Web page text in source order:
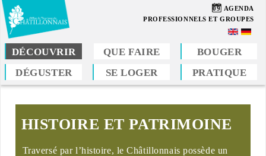
Aller
au
contenu
principal
09 AGENDA
PROFESSIONNELS ET GROUPES
DÉCOUVRIR QUE FAIRE
BOUGER
DÉGUSTER
SE LOGER PRATIQUE
Vous
êtes
HISTOIRE ET PATRIMOINE
Traversé par l’histoire, le Châtillonnais possède un